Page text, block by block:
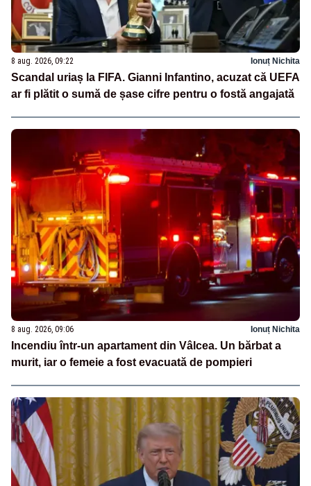
8 aug. 2026, 09:22 Ionuț Nichita
Scandal uriaș la FIFA. Gianni Infantino, acuzat că UEFA
ar fi plătit o sumă de șase cifre pentru o fostă angajată
8 aug. 2026, 09:06 Ionuț Nichita
Incendiu într-un apartament din Vâlcea. Un bărbat a
murit, iar o femeie a fost evacuată de pompieri